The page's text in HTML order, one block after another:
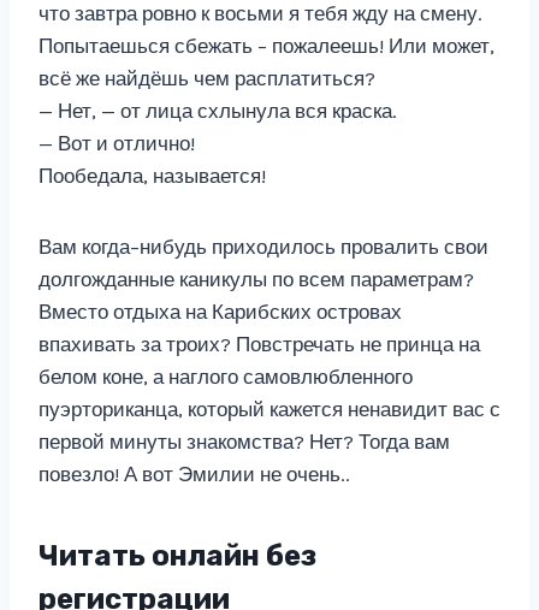
что завтра ровно к восьми я тебя жду на смену.
Попытаешься сбежать – пожалеешь! Или может,
всё же найдёшь чем расплатиться?
— Нет, — от лица схлынула вся краска.
— Вот и отлично!
Пообедала, называется!
Вам когда–нибудь приходилось провалить свои
долгожданные каникулы по всем параметрам?
Вместо отдыха на Карибских островах
впахивать за троих? Повстречать не принца на
белом коне, а наглого самовлюбленного
пуэрториканца, который кажется ненавидит вас с
первой минуты знакомства? Нет? Тогда вам
повезло! А вот Эмилии не очень..
Читать онлайн без
регистрации